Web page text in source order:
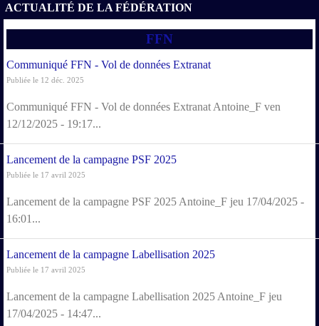
ACTUALITÉ DE LA FÉDÉRATION
FFN
Communiqué FFN - Vol de données Extranat
Publiée le 12 déc. 2025
Communiqué FFN - Vol de données Extranat Antoine_F ven
12/12/2025 - 19:17...
Lancement de la campagne PSF 2025
Publiée le 17 avril 2025
Lancement de la campagne PSF 2025 Antoine_F jeu 17/04/2025 -
16:01...
Lancement de la campagne Labellisation 2025
Publiée le 17 avril 2025
Lancement de la campagne Labellisation 2025 Antoine_F jeu
17/04/2025 - 14:47...